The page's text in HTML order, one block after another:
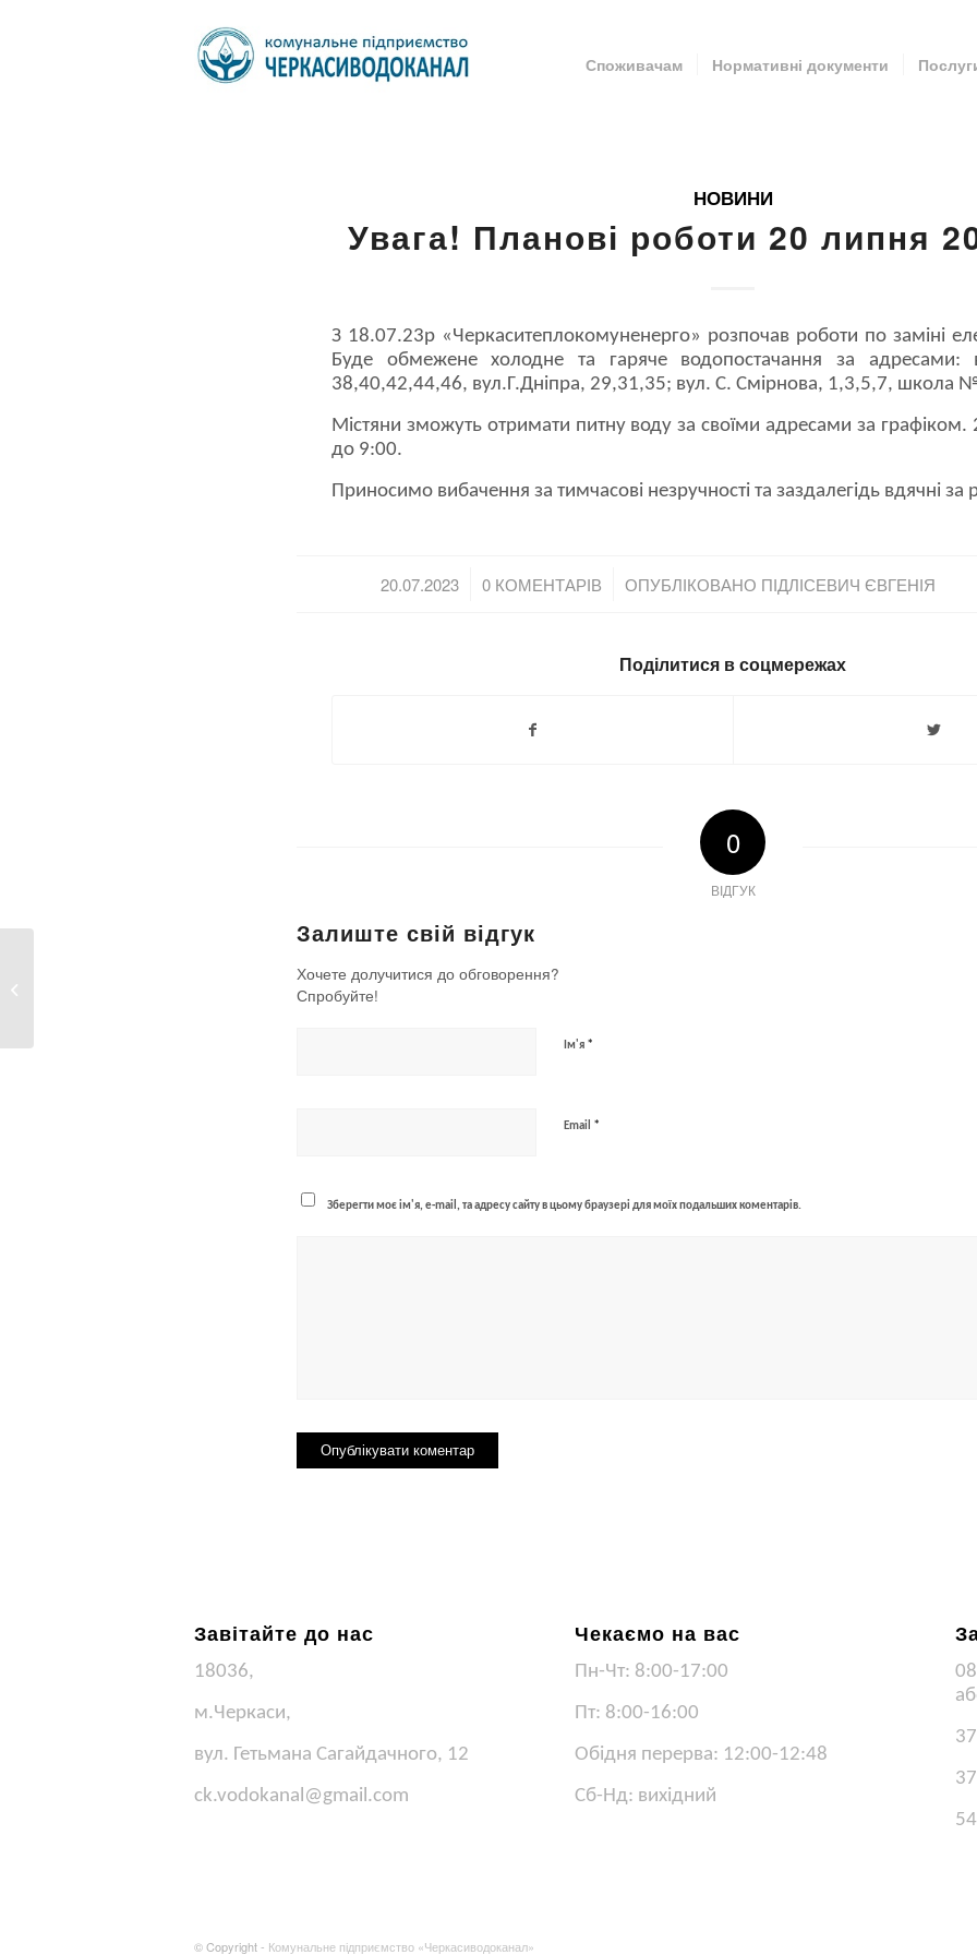
Споживачам Нормативні документи
НОВИНИ
Увага! Планові роботи 20 липня
З 18.07.23р «Черкаситеплокомуненерго» розпочав роботи по заміні
Буде обмежене холодне та гаряче водопостачання за адресами:
38,40,42,44,46, вул.Г.Дніпра, 29,31,35; вул. С. Смірнова, 1,3,5,7,
Містяни зможуть отримати питну воду за своїми адресами за
до 9:00.
Приносимо вибачення за тимчасові незручності та заздалегідь вдячні за
20.07.2023
/ 0 КОМЕНТАРІВ
/ ОПУБЛІКОВАНО ПІДЛІСЕВИЧ ЄВГЕНІЯ
Поділитися в соцмережах
0
ВІДГУК
Залиште свій відгук
Хочете долучитися до обговорення?
Спробуйте!
Ім'я *
Email *
Зберегти моє ім'я, e-mail, та адресу сайту в цьому браузері для моїх подальших коментарів.
Завітайте до нас
18036,
м.Черкаси,
вул. Гетьмана Сагайдачного, 12
ck.vodokanal@gmail.com
Чекаємо на вас
Пн-Чт: 8:00-17:00
Пт: 8:00-16:00
Обідня перерва: 12:00-12:48
Сб-Нд: вихідний
© Copyright - Комунальне підприємство «Черкасиводоканал»